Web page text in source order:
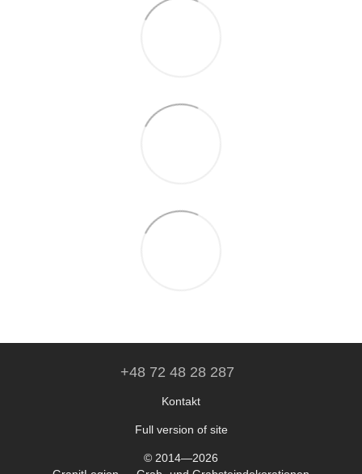
+48 72 48 28 287
Kontakt
Full version of site
© 2014—2026